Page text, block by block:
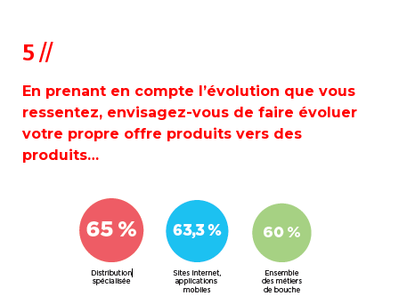
5 //
En prenant en compte l’évolution que vous
ressentez, envisagez-vous de faire évoluer
votre propre offre produits vers des
produits…